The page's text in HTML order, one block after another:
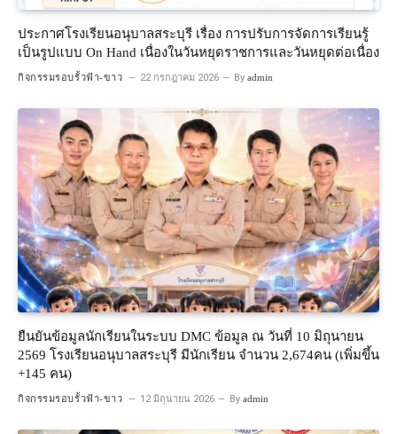
ประกาศโรงเรียนอนุบาลสระบุรี เรื่อง การปรับการจัดการเรียนรู้
เป็นรูปแบบ On Hand เนื่องในวันหยุดราชการและวันหยุดต่อเนื่อง
กิจกรรมรอบรั้วฟ้า-ขาว 22 กรกฎาคม 2026 By admin
ยืนยันข้อมูลนักเรียนในระบบ DMC ข้อมูล ณ วันที่ 10 มิถุนายน
2569 โรงเรียนอนุบาลสระบุรี มีนักเรียน จำนวน 2,674คน (เพิ่มขึ้น
+145 คน)
กิจกรรมรอบรั้วฟ้า-ขาว 12 มิถุนายน 2026 By admin